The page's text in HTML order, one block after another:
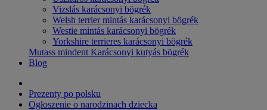
Vizslás karácsonyi bögrék
Welsh terrier mintás karácsonyi bögrék
Westie mintás karácsonyi bögrék
Yorkshire terrieres karácsonyi bögrék
Mutass mindent Karácsonyi kutyás bögrék
Blog
Prezenty po polsku
Ogłoszenie o narodzinach dziecka